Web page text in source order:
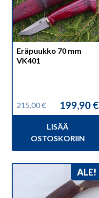
Eräpuukko 70 mm
VK401
215,00€
Alkuperäinen
215,00 €.
199,90 €
Nykyinen
199,90 €.
LISÄÄ
OSTOSKORIIN
ALE!